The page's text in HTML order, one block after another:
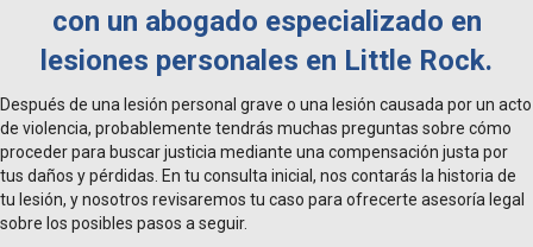
con un abogado especializado en
lesiones personales en Little Rock.
Después de una lesión personal grave o una lesión causada por un acto
de violencia, probablemente tendrás muchas preguntas sobre cómo
proceder para buscar justicia mediante una compensación justa por
tus daños y pérdidas. En tu consulta inicial, nos contarás la historia de
tu lesión, y nosotros revisaremos tu caso para ofrecerte asesoría legal
sobre los posibles pasos a seguir.